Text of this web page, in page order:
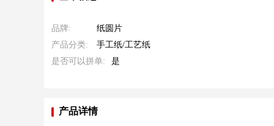
品牌:
纸圆片
产品分类:
手工纸/工艺纸
是否可以拼单:
是
产品详情